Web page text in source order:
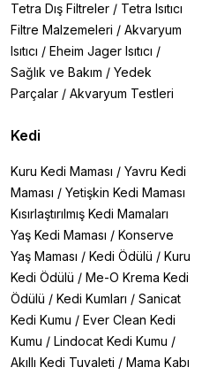
Tetra Dış Filtreler / Tetra Isıtıcı
Filtre Malzemeleri / Akvaryum
Isıtıcı / Eheim Jager Isıtıcı /
Sağlık ve Bakım / Yedek
Parçalar / Akvaryum Testleri
Kedi
Kuru Kedi Maması / Yavru Kedi
Maması / Yetişkin Kedi Maması
Kısırlaştırılmış Kedi Mamaları
Yaş Kedi Maması / Konserve
Yaş Maması / Kedi Ödülü / Kuru
Kedi Ödülü / Me-O Krema Kedi
Ödülü / Kedi Kumları / Sanicat
Kedi Kumu / Ever Clean Kedi
Kumu / Lindocat Kedi Kumu /
Akıllı Kedi Tuvaleti / Mama Kabı